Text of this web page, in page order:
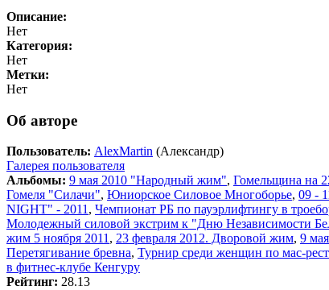
Описание:
Нет
Категория:
Нет
Метки:
Нет
Об авторе
Пользователь: AlexMartin (Александр)
Галерея пользователя
Альбомы: 9 мая 2010 "Народный жим", Гомельщина на
Гомеля "Силачи", Юниорское Силовое Многоборье, 09 -
NIGHT" - 2011 , Чемпионат РБ по пауэрлифтингу в
Молодежный силовой экстрим к "Дню Независимости
жим 5 ноября 2011 , 23 февраля 2012. Дворовой жим, 9
Перетягивание бревна, Турнир среди женщин по мас-
в фитнес-клубе Кенгуру
Рейтинг: 28.13